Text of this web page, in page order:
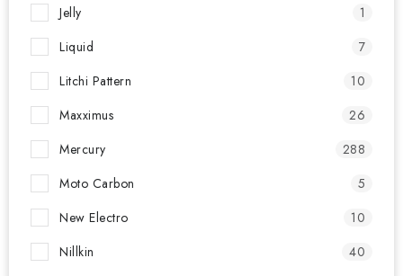
Jelly
1
Liquid
7
Litchi Pattern
10
Maxximus
26
Mercury
288
Moto Carbon
5
New Electro
10
Nillkin
40